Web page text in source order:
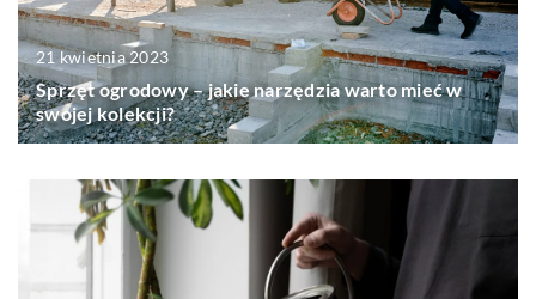
21 kwietnia 2023
Sprzęt ogrodowy – jakie narzędzia warto mieć w
swojej kolekcji?